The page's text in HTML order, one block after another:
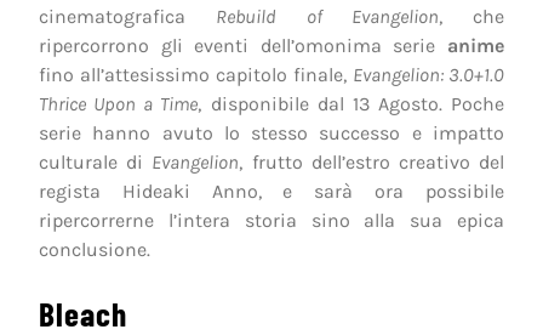
cinematografica Rebuild of Evangelion, che
ripercorrono gli eventi dell’omonima serie anime
fino all’attesissimo capitolo finale, Evangelion: 3.0+1.0
Thrice Upon a Time, disponibile dal 13 Agosto. Poche
serie hanno avuto lo stesso successo e impatto
culturale di Evangelion, frutto dell’estro creativo del
regista Hideaki Anno, e sarà ora possibile
ripercorrerne l’intera storia sino alla sua epica
conclusione.
Bleach